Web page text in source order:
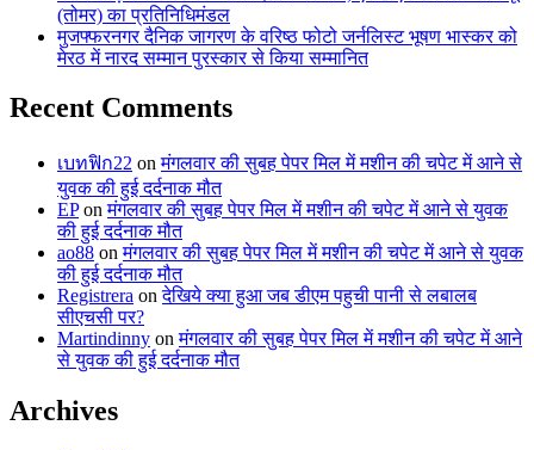
(तोमर) का प्रतिनिधिमंडल
मुजफ्फरनगर दैनिक जागरण के वरिष्ठ फोटो जर्नलिस्ट भूषण भास्कर को
मेरठ में नारद सम्मान पुरस्कार से किया सम्मानित
Recent Comments
เบทฟิก22 onमंगलवार की सुबह पेपर मिल में मशीन की चपेट में आने से
युवक की हुई दर्दनाक मौत
EPonमंगलवार की सुबह पेपर मिल में मशीन की चपेट में आने से युवक
की हुई दर्दनाक मौत
ao88 onमंगलवार की सुबह पेपर मिल में मशीन की चपेट में आने से युवक
की हुई दर्दनाक मौत
Registrera onदेखिये क्या हुआ जब डीएम पहुची पानी से लबालब
सीएचसी पर?
Martindinny onमंगलवार की सुबह पेपर मिल में मशीन की चपेट में आने
से युवक की हुई दर्दनाक मौत
Archives